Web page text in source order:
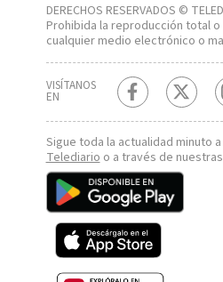
DERECHOS RESERVADOS ©
Prohibida la reproducción total
cualquier medio electrónico o
VISÍTANOS
EN
Sigue toda la actualidad minuto
Telediario o a través de